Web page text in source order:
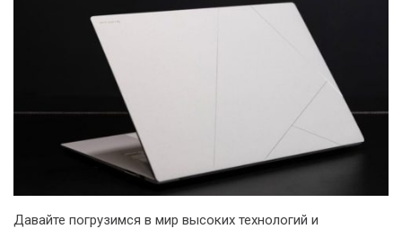
Давайте погрузимся в мир высоких технологий и